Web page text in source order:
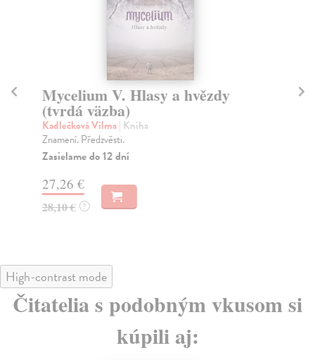
Mycelium V. Hlasy a hvězdy
(tvrdá väzba)
Kadlečková Vilma| Kniha
Znamení. Předzvěsti.
Zasielame do 12 dní
27,26 €
28,10 € ?
High-contrast mode
Čitatelia s podobným vkusom si
kúpili aj: